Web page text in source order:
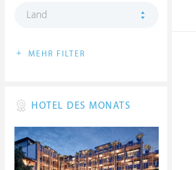
Land
+ MEHR FILTER
HOTEL DES MONATS